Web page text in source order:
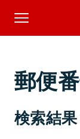
郵便
検索結果